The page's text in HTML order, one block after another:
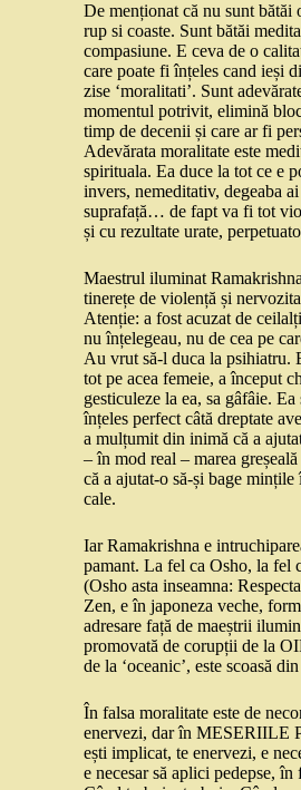
De menționat că nu sunt bătăi
rup si coaste. Sunt bătăi
compasiune. E ceva de o
care poate fi înțeles cand ieși
zise ‘moralitati’. Sunt
momentul potrivit, elimină
timp de decenii și care ar fi
Adevărata moralitate este
spirituala. Ea duce la tot ce e
invers, nemeditativ, degeaba
suprafață… de fapt va fi tot
și cu rezultate urate,
Maestrul iluminat
tinerețe de violență și
Atenție: a fost acuzat de
nu înțelegeau, nu de cea pe
Au vrut să-l duca la psihiatru.
tot pe acea femeie, a început
gesticuleze la ea, sa gâfâie. Ea
înțeles perfect câtă dreptate
a mulțumit din inimă că a
– în mod real – marea
că a ajutat-o să-și bage mințile
cale.
Iar Ramakrishna e
pamant. La fel ca Osho, la fel
(Osho asta inseamna:
Zen, e în japoneza veche,
adresare față de maeștrii
promovată de corupții de la
de la ‘oceanic’, este scoasă
În falsa moralitate este de
enervezi, dar în MESERIILE
ești implicat, te enervezi, e
e necesar să aplici pedepse,